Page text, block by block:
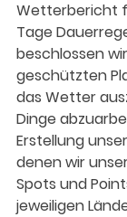
Wetterbericht
Tage
beschlossen
geschützten
das Wetter
Dinge
Erstellung
denen wir
Spots und
jeweiligen